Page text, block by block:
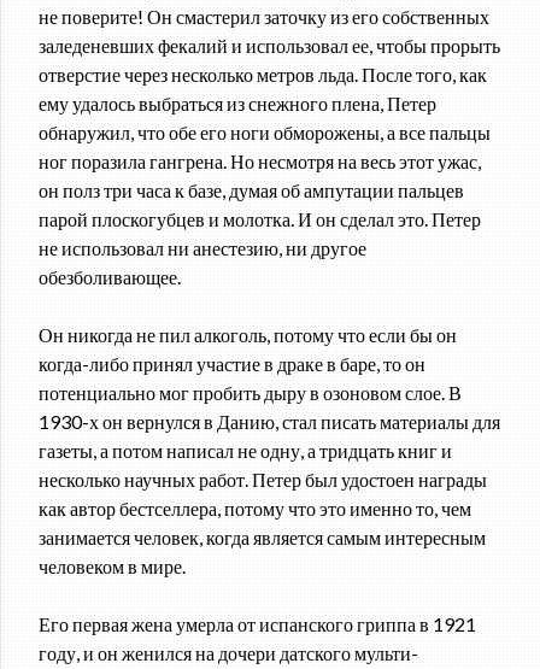
не поверите! Он смастерил заточку из его собственных
заледеневших фекалий и использовал ее, чтобы прорыть
отверстие через несколько метров льда. После того, как
ему удалось выбраться из снежного плена, Петер
обнаружил, что обе его ноги обморожены, а все пальцы
ног поразила гангрена. Но несмотря на весь этот ужас,
он полз три часа к базе, думая об ампутации пальцев
парой плоскогубцев и молотка. И он сделал это. Петер
не использовал ни анестезию, ни другое
обезболивающее.
Он никогда не пил алкоголь, потому что если бы он
когда-либо принял участие в драке в баре, то он
потенциально мог пробить дыру в озоновом слое. В
1930-х он вернулся в Данию, стал писать материалы для
газеты, а потом написал не одну, а тридцать книг и
несколько научных работ. Петер был удостоен награды
как автор бестселлера, потому что это именно то, чем
занимается человек, когда является самым интересным
человеком в мире.
Его первая жена умерла от испанского гриппа в 1921
году, и он женился на дочери датского мульти-